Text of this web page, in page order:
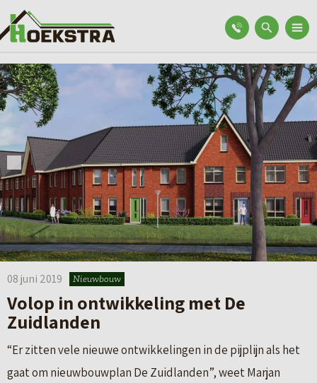
08 juni 2019 Nieuwbouw
Volop in ontwikkeling met De
Zuidlanden
“Er zitten vele nieuwe ontwikkelingen in de pijplijn als het
gaat om nieuwbouwplan De Zuidlanden”, weet Marjan